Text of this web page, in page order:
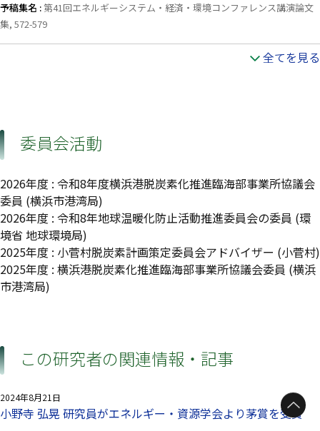
予稿集名 :第41回エネルギーシステム・経済・環境コンファレンス講演論文
集, 572-579
全てを見る
委員会活動
2026年度 : 令和8年度横浜港脱炭素化推進臨海部事業所協議会
委員 (横浜市港湾局)
2026年度 : 令和8年地球温暖化防止活動推進委員会の委員 (環
境省 地球環境局)
2025年度 : 小菅村脱炭素計画策定委員会アドバイザー (小菅村)
2025年度 : 横浜港脱炭素化推進臨海部事業所協議会委員 (横浜
市港湾局)
この研究者の関連情報・記事
2024年8月21日
小野寺 弘晃 研究員がエネルギー・資源学会より茅賞を受賞